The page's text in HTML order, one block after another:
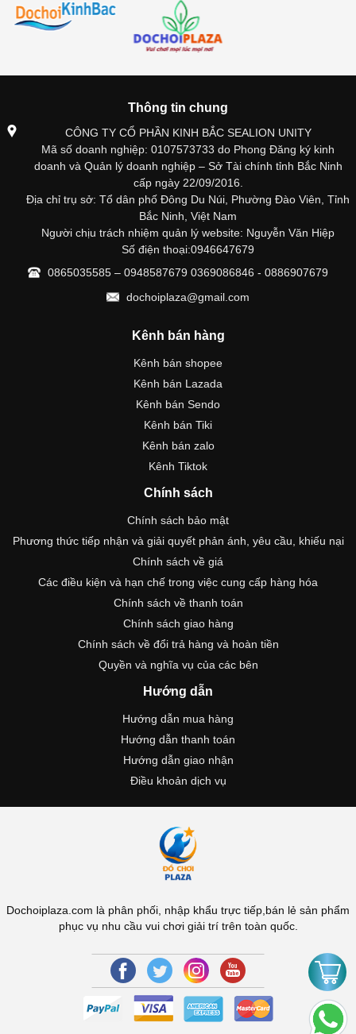
Thông tin chung
CÔNG TY CỔ PHẦN KINH BẮC SEALION UNITY
Mã số doanh nghiệp: 0107573733 do Phong Đăng ký kinh
doanh và Quản lý doanh nghiệp – Sở Tài chính tỉnh Bắc Ninh
cấp ngày 22/09/2016.
Địa chỉ trụ sở: Tổ dân phố Đông Du Núi, Phường Đào Viên, Tỉnh
Bắc Ninh, Việt Nam
Người chịu trách nhiệm quản lý website: Nguyễn Văn Hiệp
Số điện thoại:0946647679
0865035585 – 0948587679 0369086846 - 0886907679
dochoiplaza@gmail.com
Kênh bán hàng
Kênh bán shopee
Kênh bán Lazada
Kênh bán Sendo
Kênh bán Tiki
Kênh bán zalo
Kênh Tiktok
Chính sách
Chính sách bảo mật
Phương thức tiếp nhận và giải quyết phản ánh, yêu cầu, khiếu nại
Chính sách về giá
Các điều kiện và hạn chế trong việc cung cấp hàng hóa
Chính sách về thanh toán
Chính sách giao hàng
Chính sách về đổi trả hàng và hoàn tiền
Quyền và nghĩa vụ của các bên
Hướng dẫn
Hướng dẫn mua hàng
Hướng dẫn thanh toán
Hướng dẫn giao nhận
Điều khoản dịch vụ
Dochoiplaza.com là phân phối, nhập khẩu trực tiếp,bán lẻ sản phẩm
phục vụ nhu cầu vui chơi giải trí trên toàn quốc.